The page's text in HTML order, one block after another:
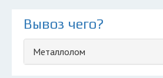
Вывоз чего?
Металлолом